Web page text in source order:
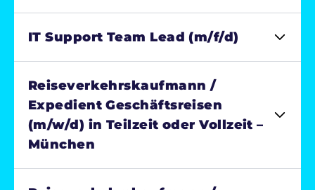
IT Support Team Lead (m/f/d)
Reiseverkehrskaufmann /
Expedient Geschäftsreisen
(m/w/d) in Teilzeit oder Vollzeit –
München